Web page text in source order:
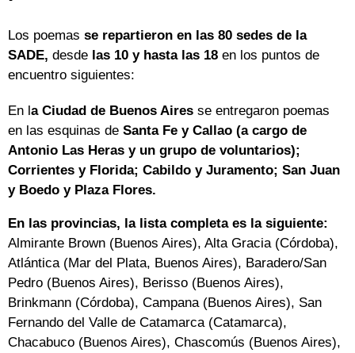
Los poemas se repartieron en las 80 sedes de la
SADE, desde las 10 y hasta las 18 en los puntos de
encuentro siguientes:
En la Ciudad de Buenos Aires se entregaron poemas
en las esquinas de Santa Fe y Callao (a cargo de
Antonio Las Heras y un grupo de voluntarios);
Corrientes y Florida; Cabildo y Juramento; San Juan
y Boedo y Plaza Flores.
En las provincias, la lista completa es la siguiente:
Almirante Brown (Buenos Aires), Alta Gracia (Córdoba),
Atlántica (Mar del Plata, Buenos Aires), Baradero/San
Pedro (Buenos Aires), Berisso (Buenos Aires),
Brinkmann (Córdoba), Campana (Buenos Aires), San
Fernando del Valle de Catamarca (Catamarca),
Chacabuco (Buenos Aires), Chascomús (Buenos Aires),